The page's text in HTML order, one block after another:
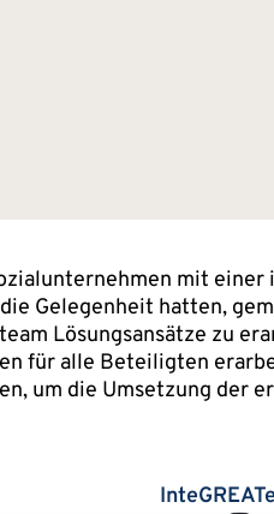
mit
Gelegenheit hatten,
Lösungsansätze zu
für alle Beteiligten
um die Umsetzung der